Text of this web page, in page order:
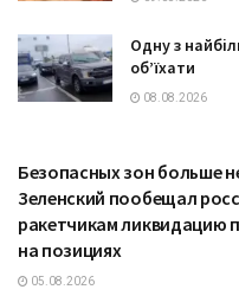
Одну з
об’їхати
08.08.2026
Безопасных зон больше
Зеленский пообещал
ракетчикам ликвидацию
на позициях
05.08.2026